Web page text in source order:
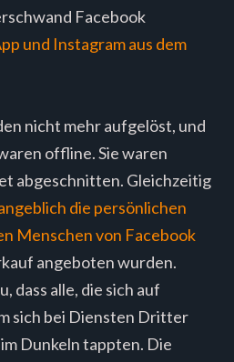
Facebook
und Instagram aus dem
nicht mehr aufgelöst, und
offline. Sie waren
abgeschnitten. Gleichzeitig
die persönlichen
Menschen von Facebook
angeboten wurden.
dass alle, die sich auf
sich bei Diensten Dritter
Dunkeln tappten. Die